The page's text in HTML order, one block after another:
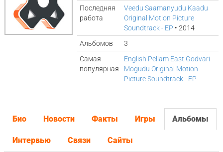
Последняя
работа
Veedu Saamanyudu Kaadu
Original Motion Picture
Soundtrack - EP • 2014
Альбомов
3
Самая
популярная
English Pellam East Godvari
Mogudu Original Motion
Picture Soundtrack - EP
Био Новости Факты Игры Альбомы
Интервью Связи Сайты